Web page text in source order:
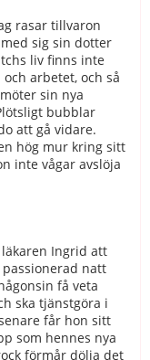
rasar tillvaron
sig sin dotter
liv finns inte
arbetet, och så
sin nya
bubblar
att gå vidare.
hög mur kring sitt
inte vågar avslöja
Ingrid att
natt
få veta
ska tjänstgöra i
får hon sitt
som hennes nya
förmår dölja det